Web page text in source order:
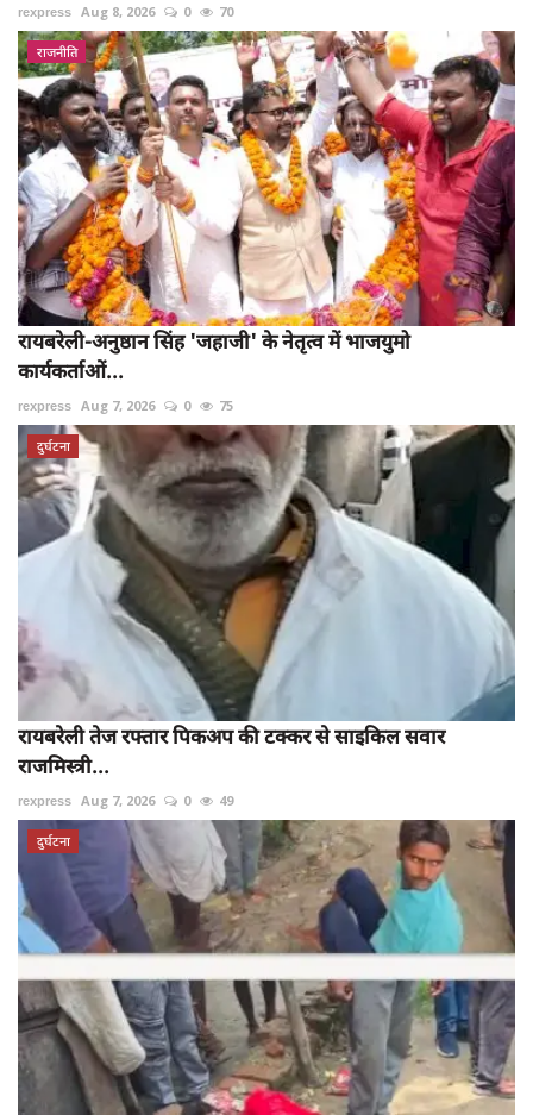
rexpress Aug 8, 2026 0 70
राजनीति
रायबरेली-अनुष्ठान सिंह 'जहाजी' के नेतृत्व में भाजयुमो
कार्यकर्ताओं...
rexpress Aug 7, 2026 0 75
दुर्घटना
रायबरेली तेज रफ्तार पिकअप की टक्कर से साइकिल सवार
राजमिस्त्री...
rexpress Aug 7, 2026 0 49
दुर्घटना